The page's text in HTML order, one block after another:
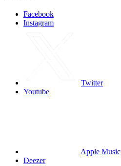
Facebook
Instagram
Twitter
Youtube
Apple Music
Deezer